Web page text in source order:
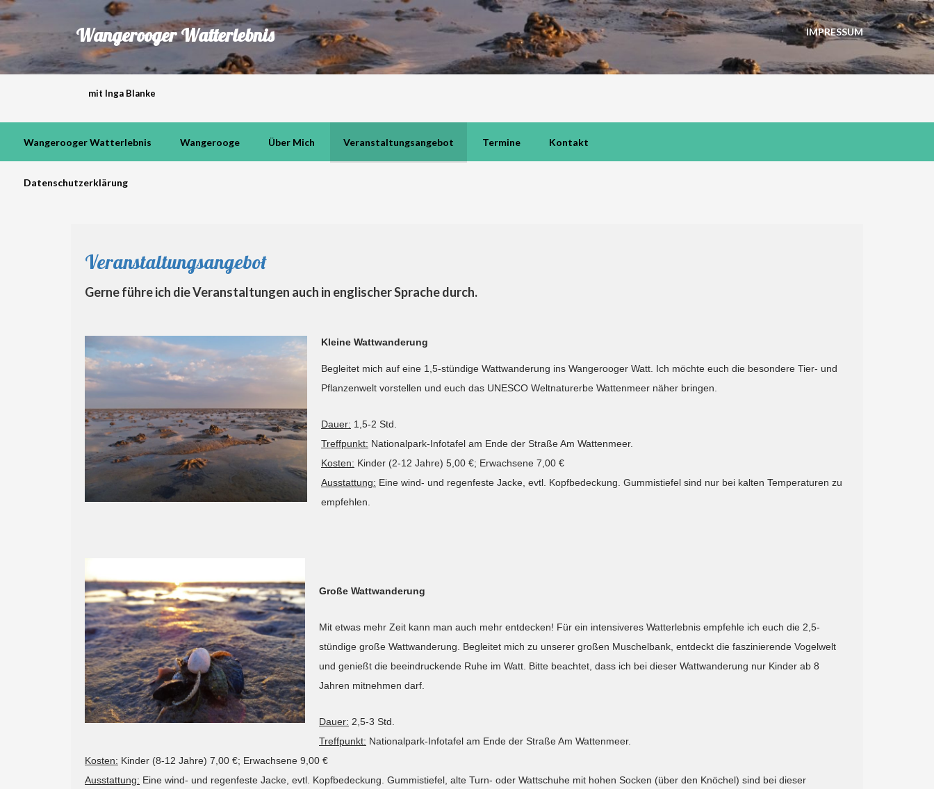
Wangerooger Watterlebnis
mit Inga Blanke
IMPRESSUM
Wangerooger Watterlebnis Wangerooge Über Mich Veranstaltungsangebot Termine Kontakt
Datenschutzerklärung
Veranstaltungsangebot
Gerne führe ich die Veranstaltungen auch in englischer Sprache durch.
Kleine Wattwanderung
Begleitet mich auf eine 1,5-stündige Wattwanderung ins Wangerooger Watt. Ich möchte euch die besondere Tier- und
Pflanzenwelt vorstellen und euch das UNESCO Weltnaturerbe Wattenmeer näher bringen.
Dauer: 1,5-2 Std.
Treffpunkt: Nationalpark-Infotafel am Ende der Straße Am Wattenmeer.
Kosten: Kinder (2-12 Jahre) 5,00 €; Erwachsene 7,00 €
Ausstattung: Eine wind- und regenfeste Jacke, evtl. Kopfbedeckung. Gummistiefel sind nur bei kalten Temperaturen zu
empfehlen.
Große Wattwanderung
Mit etwas mehr Zeit kann man auch mehr entdecken! Für ein intensiveres Watterlebnis empfehle ich euch die 2,5-
stündige große Wattwanderung. Begleitet mich zu unserer großen Muschelbank, entdeckt die faszinierende Vogelwelt
und genießt die beeindruckende Ruhe im Watt. Bitte beachtet, dass ich bei dieser Wattwanderung nur Kinder ab 8
Jahren mitnehmen darf.
Dauer: 2,5-3 Std.
Treffpunkt: Nationalpark-Infotafel am Ende der Straße Am Wattenmeer.
Kosten: Kinder (8-12 Jahre) 7,00 €; Erwachsene 9,00 €
Ausstattung: Eine wind- und regenfeste Jacke, evtl. Kopfbedeckung. Gummistiefel, alte Turn- oder Wattschuhe mit hohen Socken (über den Knöchel) sind bei dieser